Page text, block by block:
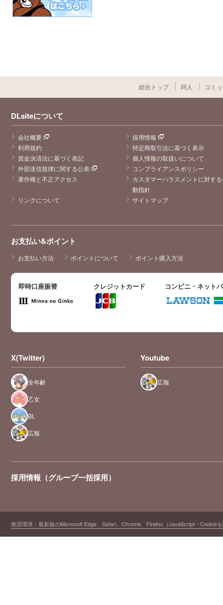
総合トップ 同人 コミ
DLsiteについて
会社概要
採用情報
利用規約
特定商取引法に基づく表示
資金決済法に基づく表記
個人情報の取扱いについて
外部送信規律に関する公表
コンプライアンスポリシー
著作権と不正アクセス
カスタマーハラスメントに対す
動指針
リンクについて
サイトマップ
お支払い&ポイント
お支払い方法 ポイントについて ポイント購入方法
即時口座振替 クレジットカード コンビニ・ネット
X(Twitter)
全年齢
乙女
BL
広報
Youtube
広報
採用情報（グループ一括採用）
推奨環境：最新版のMicrosoft Edge、Safari、Chrome、Firefox（JavaScript・Cookie